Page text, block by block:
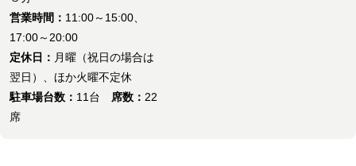
営業時間： 11:00～15:00、
17:00～20:00
定休日： 月曜（祝日の場合は
翌日）、ほか火曜不定休
駐車場台数： 11台 席数： 22
席